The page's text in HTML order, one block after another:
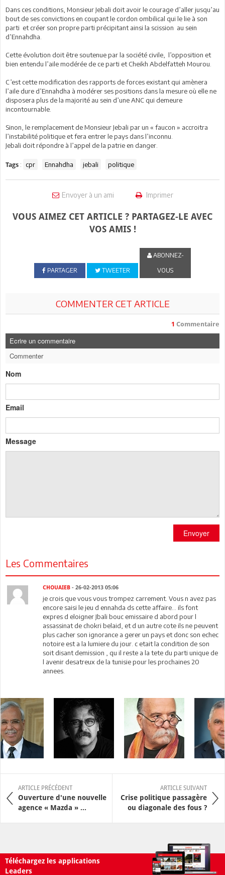
Dans ces conditions, Monsieur Jebali doit avoir le courage d’aller jusqu’au
bout de ses convictions en coupant le cordon ombilical qui le lie à son
parti et créer son propre parti précipitant ainsi la scission au sein
d’Ennahdha.
Cette évolution doit être soutenue par la société civile, l’opposition et
bien entendu l’aile modérée de ce parti et Cheikh Abdelfatteh Mourou.
C’est cette modification des rapports de forces existant qui amènera
l’aile dure d’Ennahdha à modérer ses positions dans la mesure où elle ne
disposera plus de la majorité au sein d’une ANC qui demeure
incontournable.
Sinon, le remplacement de Monsieur Jebali par un « faucon » accroitra
l’instabilité politique et fera entrer le pays dans l’inconnu.
Jebali doit répondre à l’appel de la patrie en danger.
Tags : cpr Ennahdha jebali politique
Envoyer à un ami Imprimer
VOUS AIMEZ CET ARTICLE ? PARTAGEZ-LE AVEC
VOS AMIS !
PARTAGER TWEETER
ABONNEZ-
VOUS
COMMENTER CET ARTICLE
1 Commentaire
Ecrire un commentaire
Commenter
Nom
Email
Message
Envoyer
Les Commentaires
CHOUAIEB- 26-02-2013 05:06
je crois que vous vous trompez carrement. Vous n avez pas
encore saisi le jeu d ennahda ds cette affaire... ils font
expres d eloigner Jbali bouc emissaire d abord pour l
assassinat de chokri belaid, et d un autre cote ils ne peuvent
plus cacher son ignorance a gerer un pays et donc son echec
notoire est a la lumiere du jour. c etait la condition de son
soit disant demission , qu il reste a la tete du parti unique de
l avenir desatreux de la tunisie pour les prochaines 20
annees.
ARTICLE PRÉCÉDENT
Ouverture d'une nouvelle
agence « Mazda » ...
ARTICLE SUIVANT
Crise politique passagère
ou diagonale des fous ?
Téléchargez les applications
Leaders